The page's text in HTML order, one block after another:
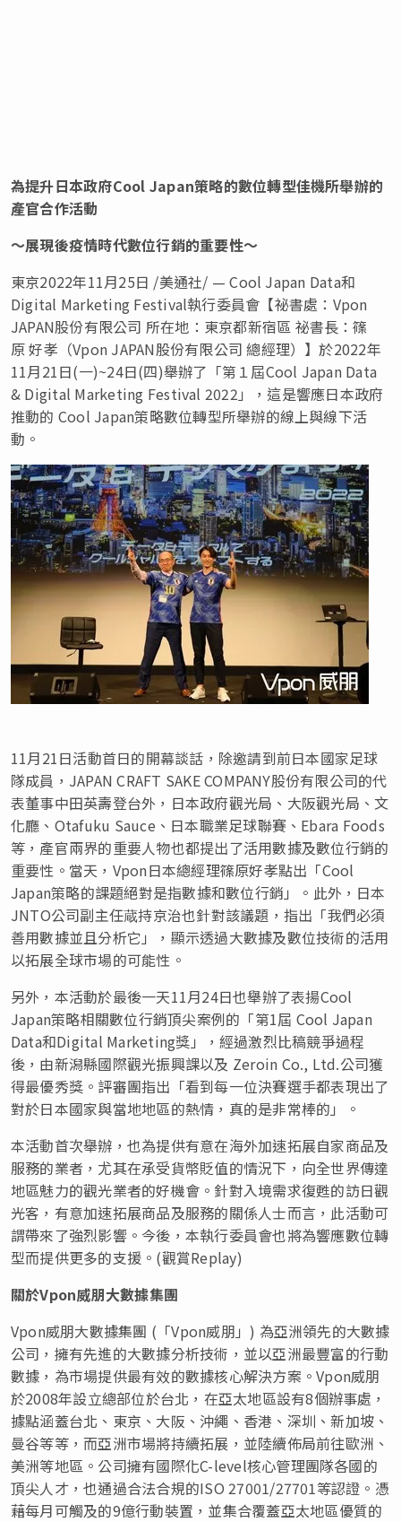
為提升日本政府Cool Japan策略的數位轉型佳機所舉辦的
產官合作活動
〜展現後疫情時代數位行銷的重要性〜
東京2022年11月25日 /美通社/ — Cool Japan Data和
Digital Marketing Festival執行委員會【祕書處：Vpon
JAPAN股份有限公司 所在地：東京都新宿區 祕書長：篠
原 好孝（Vpon JAPAN股份有限公司 總經理）】於2022年
11月21日(一)~24日(四)舉辦了「第１屆Cool Japan Data
& Digital Marketing Festival 2022」，這是響應日本政府
推動的 Cool Japan策略數位轉型所舉辦的線上與線下活
動。
11月21日活動首日的開幕談話，除邀請到前日本國家足球
隊成員，JAPAN CRAFT SAKE COMPANY股份有限公司的代
表董事中田英壽登台外，日本政府觀光局、大阪觀光局、文
化廳、Otafuku Sauce、日本職業足球聯賽、Ebara Foods
等，產官兩界的重要人物也都提出了活用數據及數位行銷的
重要性。當天，Vpon日本總經理篠原好孝點出「Cool
Japan策略的課題絕對是指數據和數位行銷」。此外，日本
JNTO公司副主任蔵持京治也針對該議題，指出「我們必須
善用數據並且分析它」，顯示透過大數據及數位技術的活用
以拓展全球市場的可能性。
另外，本活動於最後一天11月24日也舉辦了表揚Cool
Japan策略相關數位行銷頂尖案例的「第1屆 Cool Japan
Data和Digital Marketing獎」，經過激烈比稿競爭過程
後，由新潟縣國際觀光振興課以及 Zeroin Co., Ltd.公司獲
得最優秀獎。評審團指出「看到每一位決賽選手都表現出了
對於日本國家與當地地區的熱情，真的是非常棒的」。
本活動首次舉辦，也為提供有意在海外加速拓展自家商品及
服務的業者，尤其在承受貨幣貶值的情況下，向全世界傳達
地區魅力的觀光業者的好機會。針對入境需求復甦的訪日觀
光客，有意加速拓展商品及服務的關係人士而言，此活動可
謂帶來了強烈影響。今後，本執行委員會也將為響應數位轉
型而提供更多的支援。(觀賞Replay)
關於Vpon威朋大數據集團
Vpon威朋大數據集團 (「Vpon威朋」) 為亞洲領先的大數據
公司，擁有先進的大數據分析技術，並以亞洲最豐富的行動
數據，為市場提供最有效的數據核心解決方案。Vpon威朋
於2008年設立總部位於台北，在亞太地區設有8個辦事處，
據點涵蓋台北、東京、大阪、沖繩、香港、深圳、新加坡、
曼谷等等，而亞洲市場將持續拓展，並陸續佈局前往歐洲、
美洲等地區。公司擁有國際化C-level核心管理團隊各國的
頂尖人才，也通過合法合規的ISO 27001/27701等認證。憑
藉每月可觸及的9億行動裝置，並集合覆蓋亞太地區優質的